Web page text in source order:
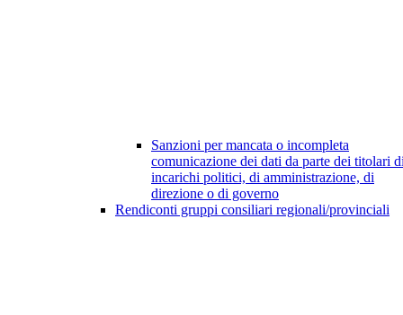
Sanzioni per mancata o incompleta
comunicazione dei dati da parte dei titolari
incarichi politici, di amministrazione, di
direzione o di governo
Rendiconti gruppi consiliari regionali/provinciali